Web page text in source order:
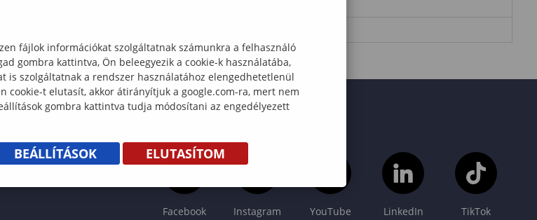
Facebook Instagram YouTube LinkedIn TikTok
fájlok információkat szolgáltatnak számunkra a felhasználó
gombra kattintva, Ön beleegyezik a cookie-k használatába,
is szolgáltatnak a rendszer használatához elengedhetetlenül
cookie-t elutasít, akkor átirányítjuk a google.com-ra, mert nem
gombra kattintva tudja módosítani az engedélyezett
BEÁLLÍTÁSOK ELUTASÍTOM